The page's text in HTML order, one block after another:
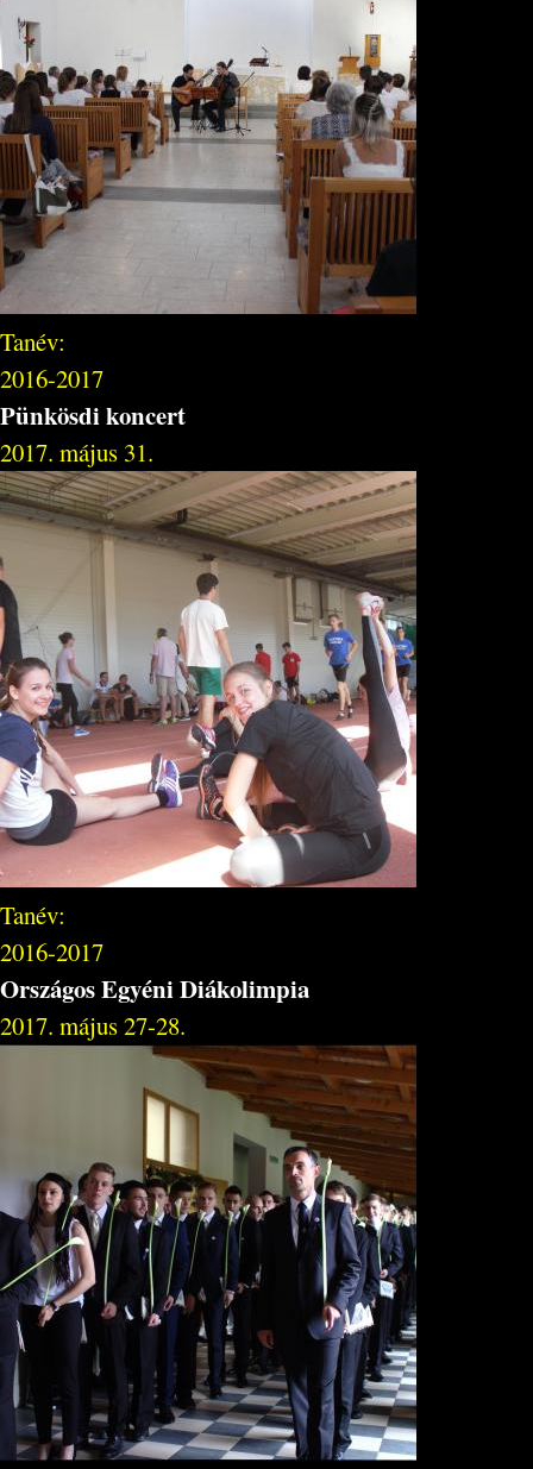
Tanév:
2016-2017
Pünkösdi koncert
2017. május 31.
Tanév:
2016-2017
Országos Egyéni Diákolimpia
2017. május 27-28.